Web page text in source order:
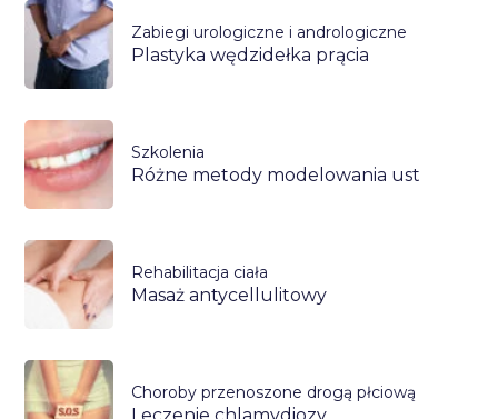
Zabiegi urologiczne i andrologiczne
Plastyka wędzidełka prącia
Szkolenia
Różne metody modelowania ust
Rehabilitacja ciała
Masaż antycellulitowy
Choroby przenoszone drogą płciową